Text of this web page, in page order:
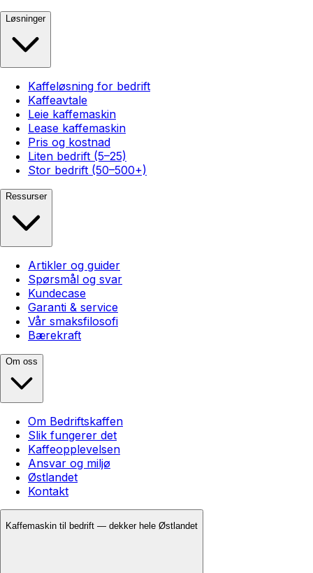
Løsninger
Kaffeløsning for bedrift
Kaffeavtale
Leie kaffemaskin
Lease kaffemaskin
Pris og kostnad
Liten bedrift (5–25)
Stor bedrift (50–500+)
Ressurser
Artikler og guider
Spørsmål og svar
Kundecase
Garanti & service
Vår smaksfilosofi
Bærekraft
Om oss
Om Bedriftskaffen
Slik fungerer det
Kaffeopplevelsen
Ansvar og miljø
Østlandet
Kontakt
Kaffemaskin til bedrift — dekker hele Østlandet